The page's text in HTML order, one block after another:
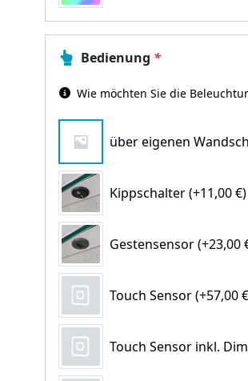
Bedienung *
Wie möchten Sie die
über eigenen
Kippschalter (+11,00 €)
Gestensensor (+23,00
Touch Sensor (+57,00
Touch Sensor inkl.